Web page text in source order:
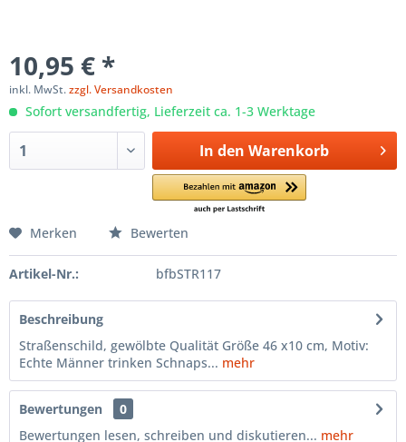
10,95 € *
inkl. MwSt.zzgl. Versandkosten
Sofort versandfertig, Lieferzeit ca. 1-3 Werktage
In den Warenkorb
Merken Bewerten
Artikel-Nr.: bfbSTR117
Beschreibung
Straßenschild, gewölbte Qualität Größe 46 x10 cm, Motiv:
Echte Männer trinken Schnaps... mehr
Bewertungen
0
Bewertungen lesen, schreiben und diskutieren... mehr